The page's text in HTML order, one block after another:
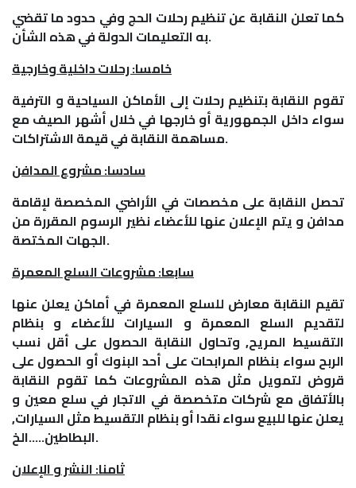
كما تعلن النقابة عن تنظيم رحلات الحج وفي حدود ما تقضي
به التعليمات الدولة في هذه الشأن.
خامسا: رحلات داخلية وخارجية
تقوم النقابة بتنظيم رحلات إلى الأماكن السياحية و الترفية
سواء داخل الجمهورية أو خارجها في خلال أشهر الصيف مع
مساهمة النقابة في قيمة الاشتراكات.
سادسا: مشروع المدافن
تحصل النقابة على مخصصات في الأراضي المخصصة لإقامة
مدافن و يتم الإعلان عنها للأعضاء نظير الرسوم المقررة من
الجهات المختصة.
سابعا: مشروعات السلع المعمرة
تقيم النقابة معارض للسلع المعمرة في أماكن يعلن عنها
لتقديم السلع المعمرة و السيارات للأعضاء و بنظام
التقسيط المريح, وتحاول النقابة الحصول على أقل نسب
الربح سواء بنظام المرابحات على أحد البنوك أو الحصول على
قروض لتمويل مثل هذه المشروعات كما تقوم النقابة
بالأتفاق مع شركات متخصصة في الاتجار في سلع معين و
يعلن عنها للبيع سواء نقدا أو بنظام التقسيط مثل السيارات,
البطاطين…..الخ.
ثامنا: النشر و الإعلان